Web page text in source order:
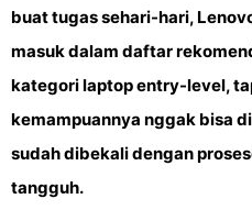
buat tugas sehari-hari,
masuk dalam daftar
kategori laptop entry-level,
kemampuannya nggak bisa
sudah dibekali dengan
tangguh.